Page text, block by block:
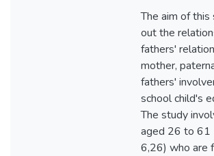
The aim of
out the
fathers'
mother,
fathers'
school child's
The study
aged 26 to 61
6,26) who are